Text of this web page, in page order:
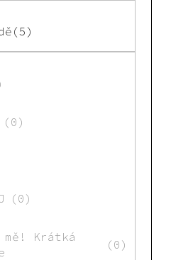
5
0
0
mě! Krátká
0